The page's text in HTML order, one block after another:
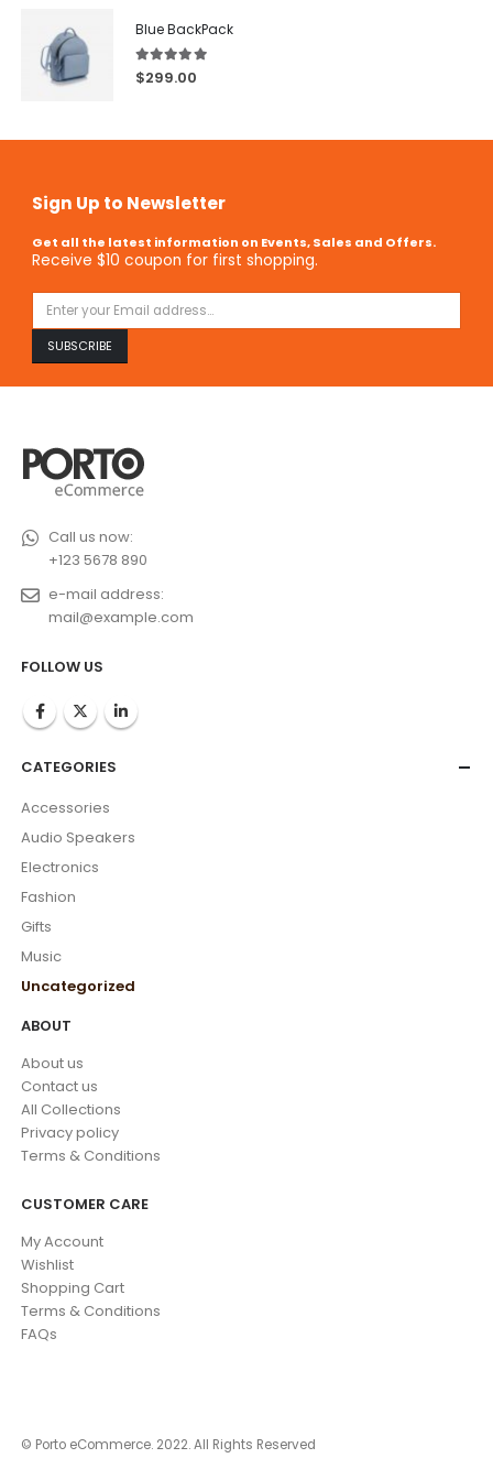
Blue BackPack
5.00out of 5
$299.00
Sign Up to Newsletter
Get all the latest information on Events, Sales and Offers.
Receive $10 coupon for first shopping.
Call us now:
+123 5678 890
e-mail address:
mail@example.com
FOLLOW US
CATEGORIES
Accessories
Audio Speakers
Electronics
Fashion
Gifts
Music
Uncategorized
ABOUT
About us
Contact us
All Collections
Privacy policy
Terms & Conditions
CUSTOMER CARE
My Account
Wishlist
Shopping Cart
Terms & Conditions
FAQs
© Porto eCommerce. 2022. All Rights Reserved